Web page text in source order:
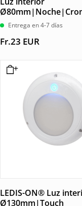
Entrega en 4-7 días
Fr.23 EUR
LEDIS-ON® Luz
Ø130mm|Touch